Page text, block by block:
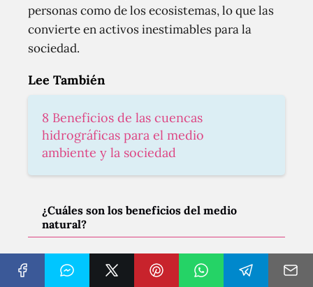
personas como de los ecosistemas, lo que las
convierte en activos inestimables para la
sociedad.
Lee También
8 Beneficios de las cuencas
hidrográficas para el medio
ambiente y la sociedad
¿Cuáles son los beneficios del medio
natural?
El entorno natural ofrece beneficios clave que
no puedes permitirte ignorar. Ayuda a